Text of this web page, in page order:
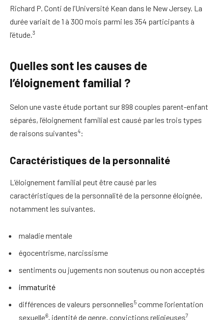
Richard P. Conti de l’Université Kean dans le New Jersey. La
durée variait de 1 à 300 mois parmi les 354 participants à
l’étude. 3
Quelles sont les causes de
l’éloignement familial ?
Selon une vaste étude portant sur 898 couples parent-enfant
séparés, l’éloignement familial est causé par les trois types
de raisons suivantes4:
Caractéristiques de la personnalité
L’éloignement familial peut être causé par les
caractéristiques de la personnalité de la personne éloignée,
notamment les suivantes.
maladie mentale
égocentrisme, narcissisme
sentiments ou jugements non soutenus ou non acceptés
immaturité
différences de valeurs personnelles5 comme l’orientation
sexuelle6, identité de genre, convictions religieuses7